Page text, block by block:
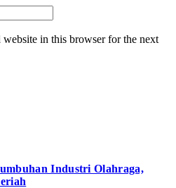
website in this browser for the next
Industri Olahraga,